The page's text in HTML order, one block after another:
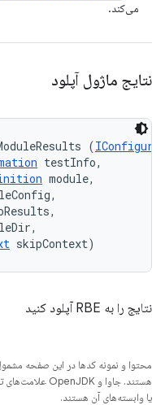
می‌کند.
نتایج ماژول آپلود
(
testInfo,
module,
skipContext)
نتایج را به RBE آپلود کنید
محتوا و نمونه کدها در این صفحه
یا وابسته‌های آن هستند.